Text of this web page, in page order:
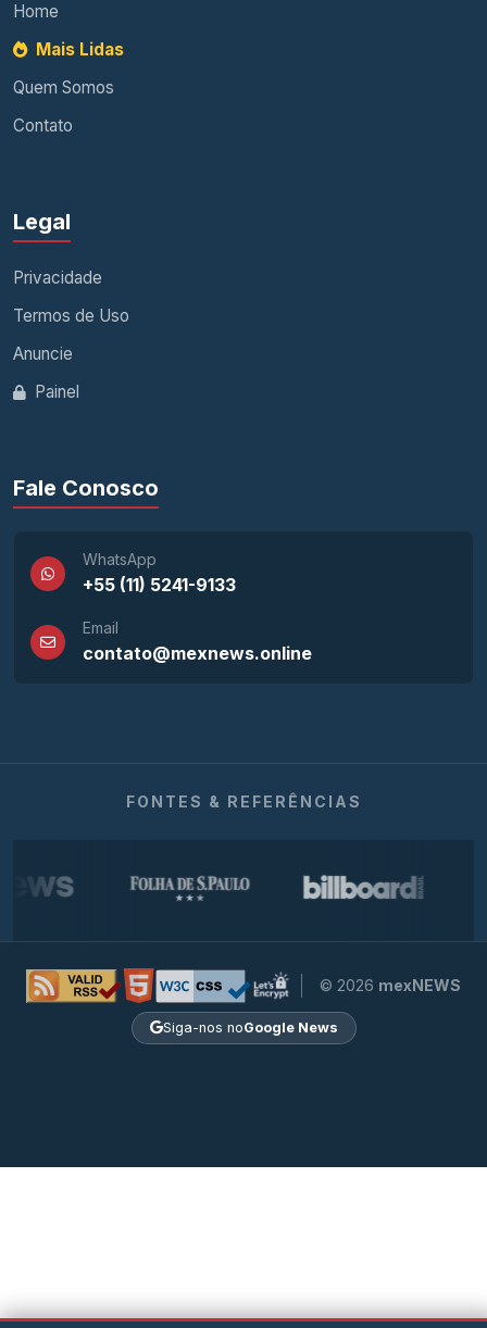
Home
Mais Lidas
Quem Somos
Contato
Legal
Privacidade
Termos de Uso
Anuncie
Painel
Fale Conosco
WhatsApp
+55 (11) 5241-9133
Email
contato@mexnews.online
FONTES & REFERÊNCIAS
© 2026 mexNEWS
Siga-nos noGoogle News